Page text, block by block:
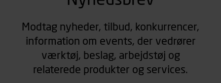
Modtag nyheder, tilbud, konkurrencer,
information om events, der vedrører
værktøj, beslag, arbejdstøj og
relaterede produkter og services.